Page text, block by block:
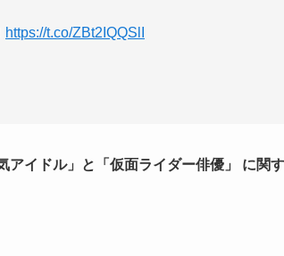
https://t.co/ZBt2IQQSlI
アイドル」と「仮面ライダー俳優」 に関す